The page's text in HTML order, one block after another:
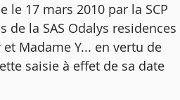
17 mars 2010 par la SCP
de la SAS Odalys residences
Madame Y... en vertu de
saisie à effet de sa date